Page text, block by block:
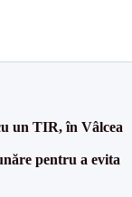
un TIR, în Vâlcea
pentru a evita